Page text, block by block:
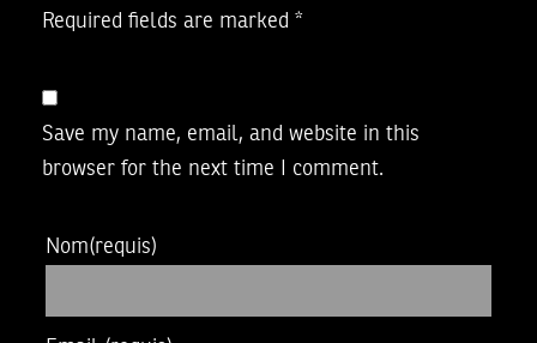
Required fields are marked *
Save my name, email, and website in this
browser for the next time I comment.
Nom(requis)